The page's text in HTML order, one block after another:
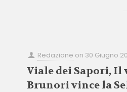
Redazione on 30 Giugno
Viale dei Sapori, Il
Brunori vince la